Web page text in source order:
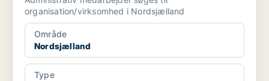
organisation/virksomhed i Nordsjælland
Område
Nordsjælland
Type